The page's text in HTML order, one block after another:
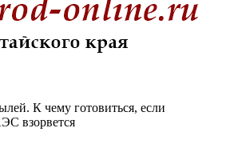
К чему готовиться, если
взорвется